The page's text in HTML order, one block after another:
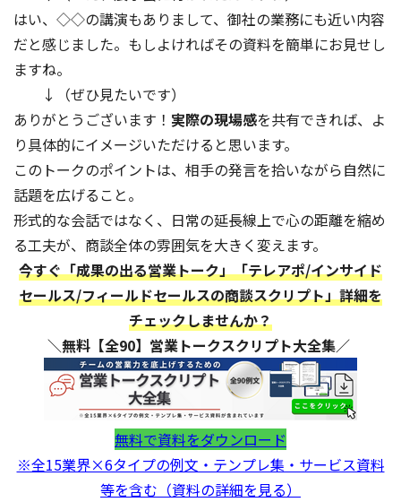
はい、◇◇の講演もありまして、御社の業務にも近い内容
だと感じました。もしよければその資料を簡単にお見せし
ますね。
↓（ぜひ見たいです）
ありがとうございます！ 実際の現場感を共有できれば、よ
り具体的にイメージいただけると思います。
このトークのポイントは、相手の発言を拾いながら自然に
話題を広げること。
形式的な会話ではなく、日常の延長線上で心の距離を縮め
る工夫が、商談全体の雰囲気を大きく変えます。
今すぐ「成果の出る営業トーク」「テレアポ/インサイド
セールス/フィールドセールスの商談スクリプト」詳細を
チェックしませんか？
＼無料【全90】営業トークスクリプト大全集／
無料で資料をダウンロード
※全15業界×6タイプの例文・テンプレ集・サービス資料
等を含む（資料の詳細を見る）